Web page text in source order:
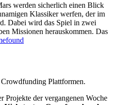
werden sicherlich einen Blick
Klassiker werfen, der im
Dabei wird das Spiel in zwei
Missionen herauskommen. Das
Plattformen.
Projekte der vergangenen Woche